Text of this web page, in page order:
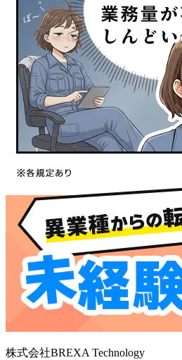
株式会社BREXA Technology